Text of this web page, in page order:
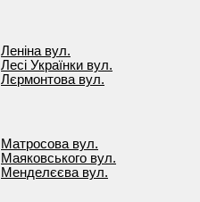
Леніна вул.
Лесі Українки вул.
Лєрмонтова вул.
Матросова вул.
Маяковського вул.
Менделєєва вул.